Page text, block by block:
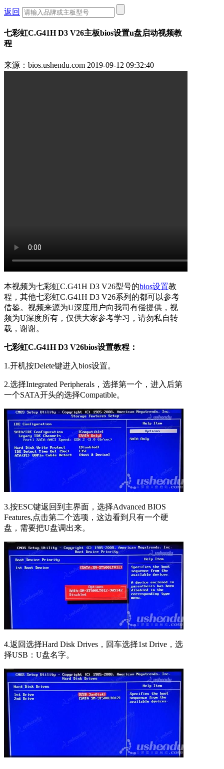
返回
七彩虹C.G41H D3 V26主板bios设置u盘启动视频教
程
来源：bios.ushendu.com 2019-09-12 09:32:40
本视频为七彩虹C.G41H D3 V26型号的bios设置教
程，其他七彩虹C.G41H D3 V26系列的都可以参考
借鉴。视频来源为U深度用户向我司有偿提供，视
频为U深度所有，仅供大家参考学习，请勿私自转
载，谢谢。
七彩虹C.G41H D3 V26bios设置教程：
1.开机按Delete键进入bios设置。
2.选择Integrated Peripherals，选择第一个，进入后第
一个SATA开头的选择Compatible。
3.按ESC键返回到主界面，选择Advanced BIOS
Features,点击第二个选项，这边看到只有一个硬
盘，需要把U盘调出来。
4.返回选择Hard Disk Drives，回车选择1st Drive，选
择USB：U盘名字。